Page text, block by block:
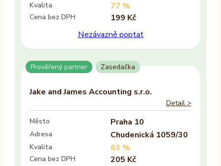
Kvalita 77 %
Cena bez DPH
199 Kč
Nezávazně poptat
Prověřený partner Zasedačka
Jake and James Accounting s.r.o.
Detail >
Město
Praha 10
Adresa Chudenická 1059/30
Kvalita 63 %
Cena bez DPH
205 Kč